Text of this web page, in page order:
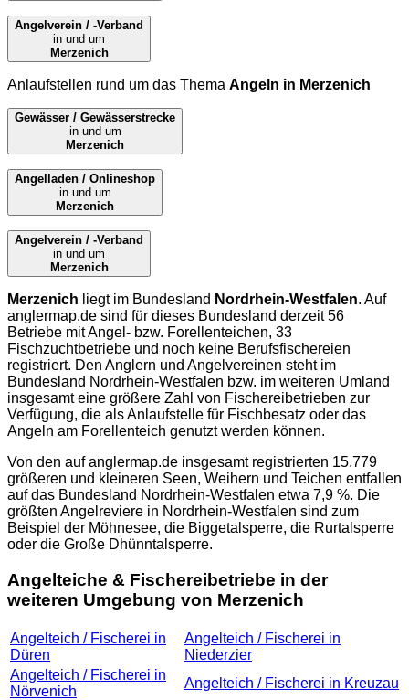
Angelverein / -Verband
in und um
Merzenich
Anlaufstellen rund um das Thema Angeln in Merzenich
Gewässer / Gewässerstrecke
in und um
Merzenich
Angelladen / Onlineshop
in und um
Merzenich
Angelverein / -Verband
in und um
Merzenich
Merzenich liegt im Bundesland Nordrhein-Westfalen. Auf
anglermap.de sind für dieses Bundesland derzeit 56
Betriebe mit Angel- bzw. Forellenteichen, 33
Fischzuchtbetriebe und noch keine Berufsfischereien
registriert. Den Anglern und Angelvereinen steht im
Bundesland Nordrhein-Westfalen bzw. im weiteren Umland
insgesamt eine größere Zahl von Fischereibetrieben zur
Verfügung, die als Anlaufstelle für Fischbesatz oder das
Angeln am Forellenteich genutzt werden können.
Von den aufanglermap.de insgesamt registrierten 15.779
größeren und kleineren Seen, Weihern und Teichen entfallen
auf das Bundesland Nordrhein-Westfalen etwa 7,9 %. Die
größten Angelreviere in Nordrhein-Westfalen sind zum
Beispiel der Möhnesee, die Biggetalsperre, die Rurtalsperre
oder die Große Dhünntalsperre.
Angelteiche & Fischereibetriebe in der
weiteren Umgebung von Merzenich
Angelteich / Fischerei in
Düren
Angelteich / Fischerei in
Niederzier
Angelteich / Fischerei in
Nörvenich
Angelteich / Fischerei in Kreuzau